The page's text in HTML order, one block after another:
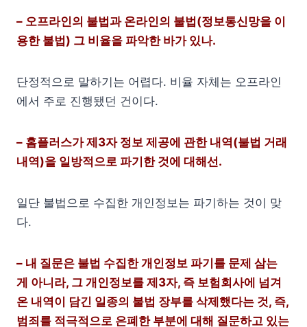
– 오프라인의 불법과 온라인의 불법(정보통신망을 이
용한 불법) 그 비율을 파악한 바가 있나.
단정적으로 말하기는 어렵다. 비율 자체는 오프라인
에서 주로 진행됐던 건이다.
– 홈플러스가 제3자 정보 제공에 관한 내역(불법 거래
내역)을 일방적으로 파기한 것에 대해선.
일단 불법으로 수집한 개인정보는 파기하는 것이 맞
다.
– 내 질문은 불법 수집한 개인정보 파기를 문제 삼는
게 아니라, 그 개인정보를 제3자, 즉 보험회사에 넘겨
온 내역이 담긴 일종의 불법 장부를 삭제했다는 것, 즉,
범죄를 적극적으로 은폐한 부분에 대해 질문하고 있는